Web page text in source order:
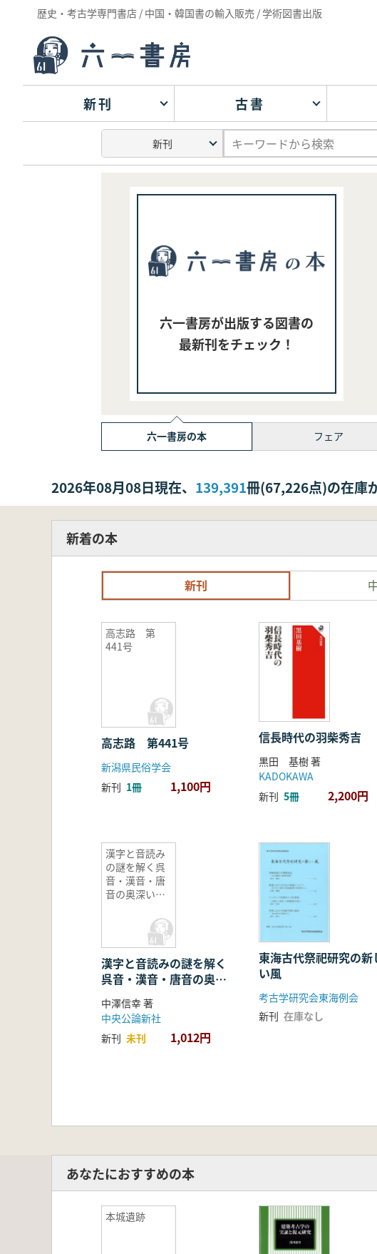
歴史・考古学専門書店 / 中国・韓国書の輸入販売 / 学術図書出版
新刊 古書
六一書房が出版する図書の
最新刊をチェック！
六一書房の本 フェア
2026年08月08日現在、 139,391冊(67,226点)の在庫
新着の本
新刊
高志路 第
441号
高志路 第441号
新潟県民俗学会
新刊 1冊 1,100円
信長時代の羽柴秀吉
黒田 基樹 著
KADOKAWA
新刊 5冊 2,200円
漢字と音読み
の謎を解く呉
音・漢音・唐
音の奥深い世
漢字と音読みの謎を解く
呉音・漢音・唐音の奥深
い世界
中澤信幸 著
中央公論新社
新刊 未刊 1,012円
東海古代祭祀研究の新
い風
考古学研究会東海例会
新刊 在庫なし
あなたにおすすめの本
本城遺跡